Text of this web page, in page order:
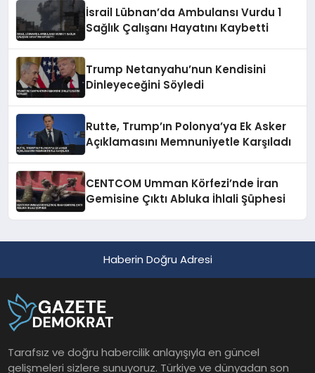
İsrail Lübnan’da Ambulansı Vurdu 1
Sağlık Çalışanı Hayatını Kaybetti
Trump Netanyahu’nun Kendisini
Dinleyeceğini Söyledi
Rutte, Trump’ın Polonya’ya Ek Asker
Açıklamasını Memnuniyetle Karşıladı
CENTCOM Umman Körfezi’nde İran
Gemisine Çıktı Abluka İhlali Şüphesi
Haberin Doğru Adresi
Tarafsız ve doğru habercilik anlayışıyla en güncel
gelişmeleri sizlere sunuyoruz. Türkiye ve dünyadan son